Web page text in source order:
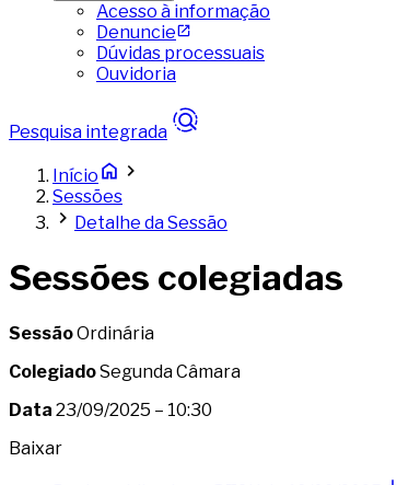
Acesso à informação
Denuncie
Dúvidas processuais
Ouvidoria
Pesquisa integrada
Início
Sessões
Detalhe da Sessão
Sessões colegiadas
SessãoOrdinária
ColegiadoSegunda Câmara
Data 23/09/2025 – 10:30
Baixar